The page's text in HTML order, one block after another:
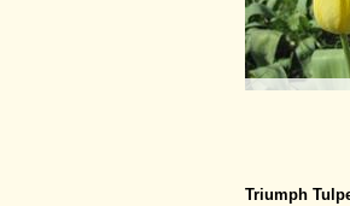
Triumph